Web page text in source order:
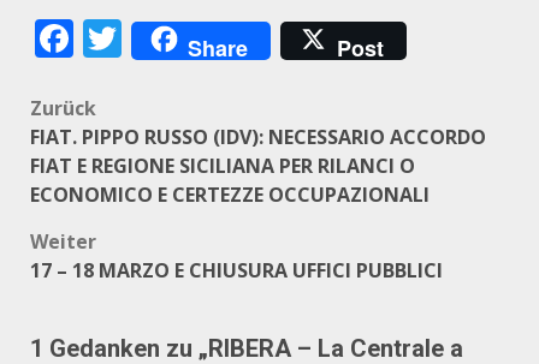
Facebook
Twitter
Share Post
Beitragsnavigation
Zurück
FIAT. PIPPO RUSSO (IDV): NECESSARIO ACCORDO
FIAT E REGIONE SICILIANA PER RILANCI O
ECONOMICO E CERTEZZE OCCUPAZIONALI
Weiter
17 – 18 MARZO E CHIUSURA UFFICI PUBBLICI
1 Gedanken zu „RIBERA – La Centrale a